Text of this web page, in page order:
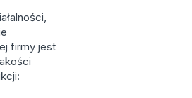
firmy jest